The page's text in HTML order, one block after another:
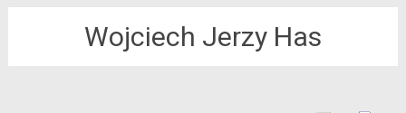
Wojciech Jerzy Has